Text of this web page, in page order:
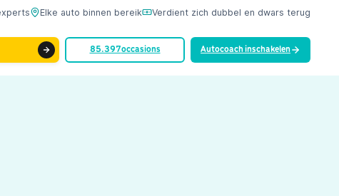
Elke auto binnen bereik Verdient zich dubbel en dwars terug
85.397occasions Autocoach inschakelen